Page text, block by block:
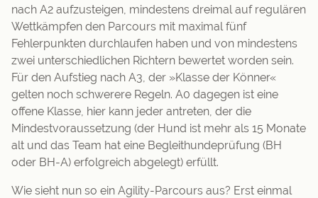
nach A2 aufzusteigen, mindestens dreimal auf regulären
Wettkämpfen den Parcours mit maximal fünf
Fehlerpunkten durchlaufen haben und von mindestens
zwei unterschiedlichen Richtern bewertet worden sein.
Für den Aufstieg nach A3, der »Klasse der Könner«
gelten noch schwerere Regeln. A0 dagegen ist eine
offene Klasse, hier kann jeder antreten, der die
Mindestvoraussetzung (der Hund ist mehr als 15 Monate
alt und das Team hat eine Begleithundeprüfung (BH
oder BH-A) erfolgreich abgelegt) erfüllt.
Wie sieht nun so ein Agility-Parcours aus? Erst einmal